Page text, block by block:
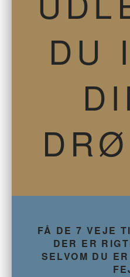
DU
FÅ DE 7 VEJE
DER ER
SELVOM DU